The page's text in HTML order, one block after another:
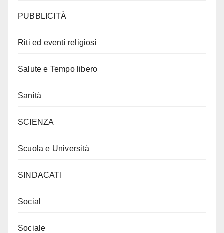
PUBBLICITÀ
Riti ed eventi religiosi
Salute e Tempo libero
Sanità
SCIENZA
Scuola e Università
SINDACATI
Social
Sociale